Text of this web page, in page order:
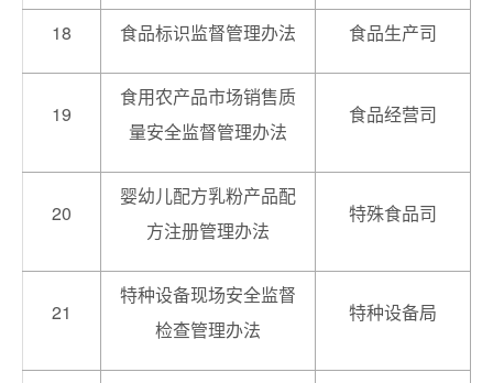
18 食品标识监督管理办法 食品生产司
19
食用农产品市场销售质
量安全监督管理办法
食品经营司
20
婴幼儿配方乳粉产品配
方注册管理办法
特殊食品司
21
特种设备现场安全监督
检查管理办法
特种设备局